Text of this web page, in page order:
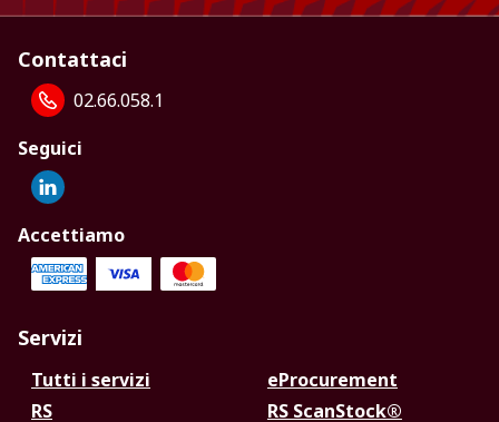
Contattaci
02.66.058.1
Seguici
Accettiamo
Servizi
Tutti i servizi
eProcurement
RS
RS ScanStock®